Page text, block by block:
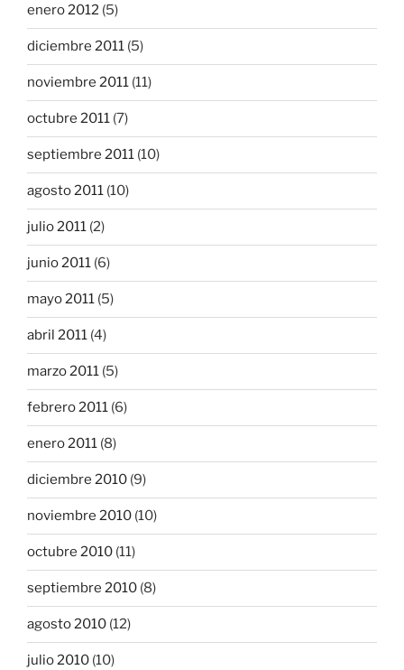
enero 2012 (5)
diciembre 2011 (5)
noviembre 2011 (11)
octubre 2011 (7)
septiembre 2011 (10)
agosto 2011 (10)
julio 2011 (2)
junio 2011 (6)
mayo 2011 (5)
abril 2011 (4)
marzo 2011 (5)
febrero 2011 (6)
enero 2011 (8)
diciembre 2010 (9)
noviembre 2010 (10)
octubre 2010 (11)
septiembre 2010 (8)
agosto 2010 (12)
julio 2010 (10)